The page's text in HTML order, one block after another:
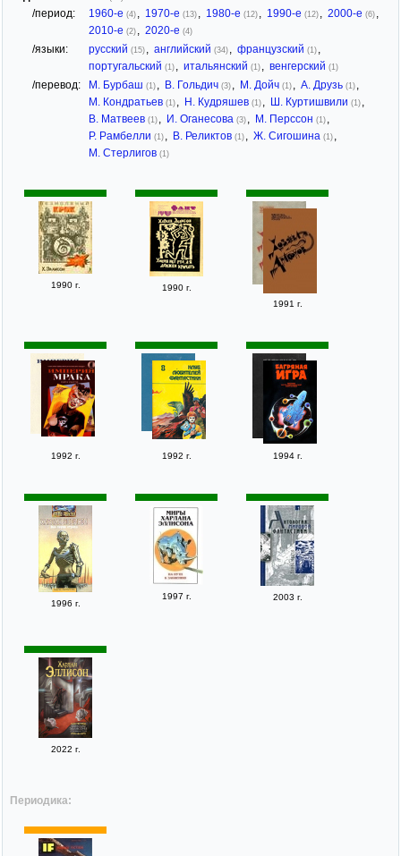
/период: 1960-е (4) , 1970-е (13) , 1980-е (12) , 1990-е (12) , 2000-е (6) ,
2010-е (2) , 2020-е (4)
/языки: русский (15) , английский (34) , французский (1) ,
португальский (1) , итальянский (1) , венгерский (1)
/перевод: М. Бурбаш (1) , В. Гольдич (3) , М. Дойч (1) , А. Друзь (1) ,
М. Кондратьев (1) , Н. Кудряшев (1) , Ш. Куртишвили (1) ,
В. Матвеев (1) , И. Оганесова (3) , М. Перссон (1) ,
Р. Рамбелли (1) , В. Реликтов (1) , Ж. Сигошина (1) ,
М. Стерлигов (1)
1990 г.
1990 г.
1991 г.
1992 г. 1992 г. 1994 г.
1996 г.
1997 г. 2003 г.
2022 г.
Периодика: